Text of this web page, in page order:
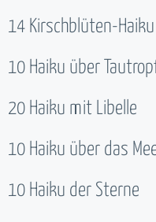
14 Kirschblüten-Haiku
10 Haiku über
20 Haiku mit Libelle
10 Haiku über das
10 Haiku der Sterne